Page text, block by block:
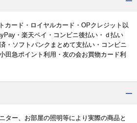
カード・ロイヤルカード・OPクレジット以
・楽天ペイ・コンビニ後払い・ｄ払い
・ソフトバンクまとめて支払い・コンビニ
田急ポイント利用・友の会お買物カード利
ター、お部屋の照明等により実際の商品と